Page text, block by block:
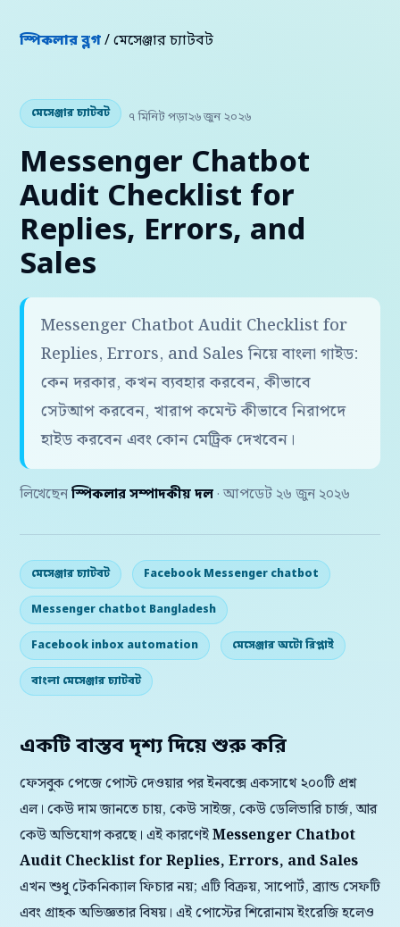
স্পিকলার ব্লগ/ মেসেঞ্জার চ্যাটবট
মেসেঞ্জার চ্যাটবট ৭ মিনিট পড়া২৬ জুন ২০২৬
Messenger Chatbot
Audit Checklist for
Replies, Errors, and
Sales
Messenger Chatbot Audit Checklist for
Replies, Errors, and Sales নিয়ে বাংলা গাইড:
কেন দরকার, কখন ব্যবহার করবেন, কীভাবে
সেটআপ করবেন, খারাপ কমেন্ট কীভাবে নিরাপদে
হাইড করবেন এবং কোন মেট্রিক দেখবেন।
লিখেছেন স্পিকলার সম্পাদকীয় দল · আপডেট ২৬ জুন ২০২৬
মেসেঞ্জার চ্যাটবট Facebook Messenger chatbot
Messenger chatbot Bangladesh
Facebook inbox automation মেসেঞ্জার অটো রিপ্লাই
বাংলা মেসেঞ্জার চ্যাটবট
একটি বাস্তব দৃশ্য দিয়ে শুরু করি
ফেসবুক পেজে পোস্ট দেওয়ার পর ইনবক্সে একসাথে ২০০টি প্রশ্ন
এল। কেউ দাম জানতে চায়, কেউ সাইজ, কেউ ডেলিভারি চার্জ, আর
কেউ অভিযোগ করছে। এই কারণেইMessenger Chatbot
Audit Checklist for Replies, Errors, and Sales
এখন শুধু টেকনিক্যাল ফিচার নয়; এটি বিক্রয়, সাপোর্ট, ব্র্যান্ড সেফটি
এবং গ্রাহক অভিজ্ঞতার বিষয়। এই পোস্টের শিরোনাম ইংরেজি হলেও